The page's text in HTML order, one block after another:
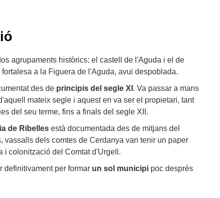
agrupaments històrics: el castell de l'Aguda i el de
a la Figuera de l'Aguda, avui despoblada.
des de principis del segle XI . Va passar a mans
mateix segle i aquest en va ser el propietari, tant
del seu terme, fins a finals del segle XII.
de Ribelles està documentada des de mitjans del
vassalls dels comtes de Cerdanya van tenir un paper
i colonització del Comtat d'Urgell.
definitivament per formar un sol municipi poc després